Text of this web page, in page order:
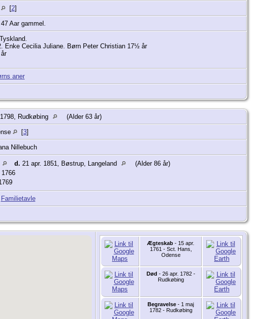
[2]
Aar gammel.
Enke Cecilia Juliane. Børn Peter Christian 17½ år
aner
Rudkøbing (Alder 63 år)
[3]
Nillebuch
d. 21 apr. 1851, Bøstrup, Langeland
(Alder 86 år)
1766
Familietavle
Ægteskab - 15 apr.
1761 - Sct. Hans,
Odense
Død - 26 apr. 1782 -
Rudkøbing
Begravelse - 1 maj
1782 - Rudkøbing